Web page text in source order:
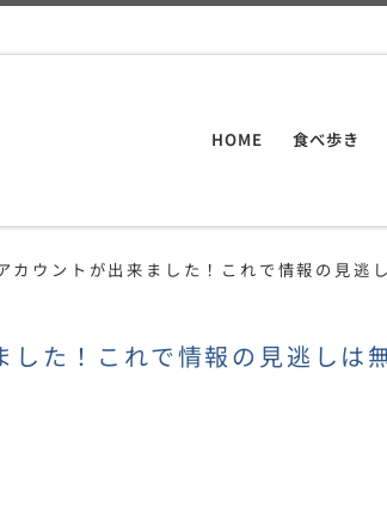
HOME 食べ歩き
ウントが出来ました！これで情報の見逃
た！これで情報の見逃しは